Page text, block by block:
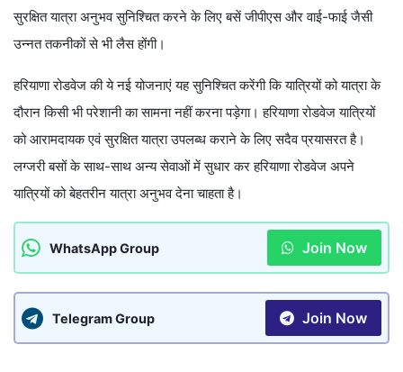
सुरक्षित यात्रा अनुभव सुनिश्चित करने के लिए बसें जीपीएस और वाई-फाई जैसी
उन्नत तकनीकों से भी लैस होंगी।
हरियाणा रोडवेज की ये नई योजनाएं यह सुनिश्चित करेंगी कि यात्रियों को यात्रा के
दौरान किसी भी परेशानी का सामना नहीं करना पड़ेगा। हरियाणा रोडवेज यात्रियों
को आरामदायक एवं सुरक्षित यात्रा उपलब्ध कराने के लिए सदैव प्रयासरत है।
लग्जरी बसों के साथ-साथ अन्य सेवाओं में सुधार कर हरियाणा रोडवेज अपने
यात्रियों को बेहतरीन यात्रा अनुभव देना चाहता है।
WhatsApp Group Join Now
Telegram Group Join Now